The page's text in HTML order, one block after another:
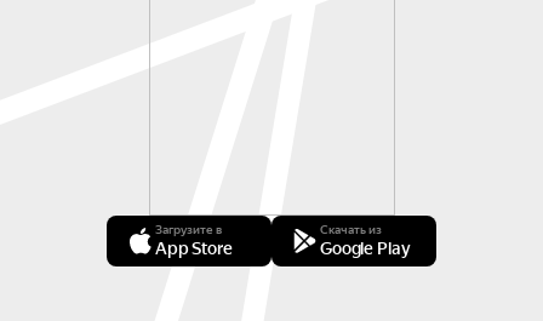
Загрузите в
App Store
Скачать из
Google Play